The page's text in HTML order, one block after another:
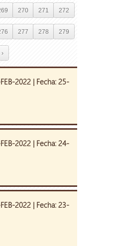
270 271 272
277 278 279
›
2022 | Fecha: 25-
2022 | Fecha: 24-
2022 | Fecha: 23-